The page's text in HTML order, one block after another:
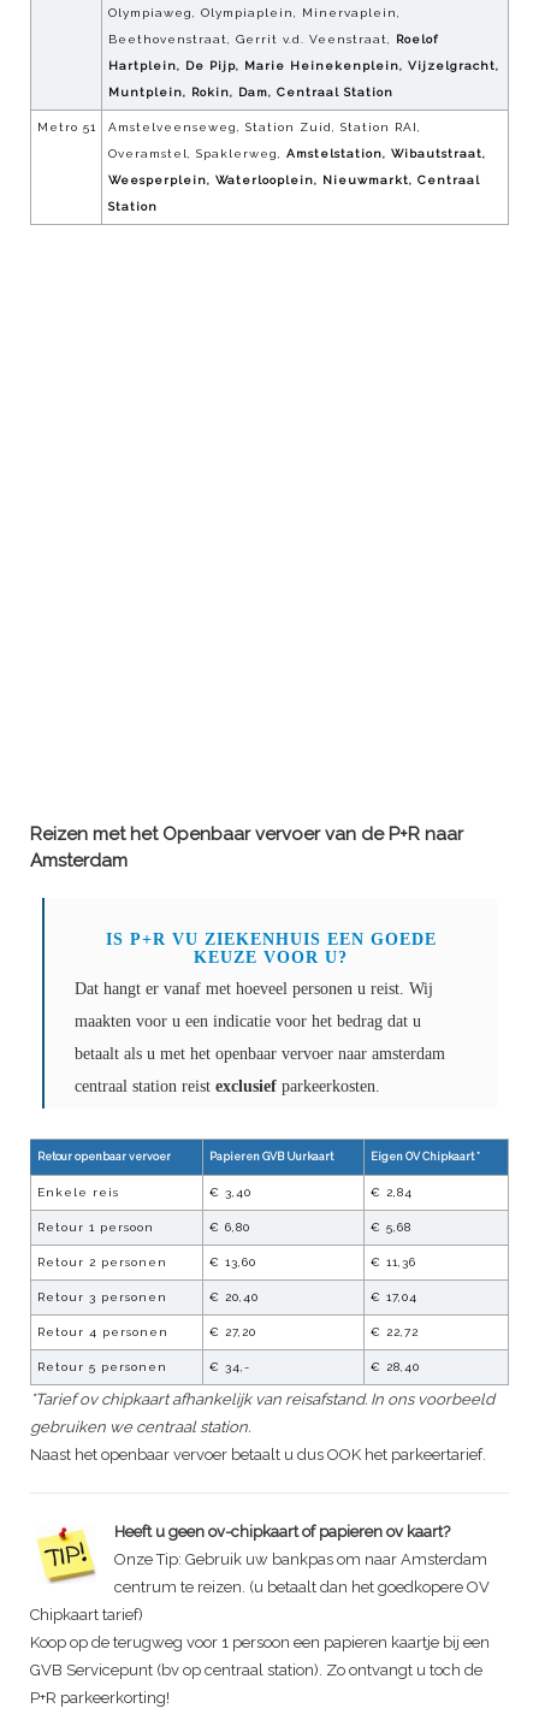
Olympiaweg, Olympiaplein, Minervaplein,
Beethovenstraat, Gerrit v.d. Veenstraat, Roelof
Hartplein, De Pijp, Marie Heinekenplein, Vijzelgracht,
Muntplein, Rokin, Dam, Centraal Station
Metro 51
Amstelveenseweg, Station Zuid, Station RAI,
Overamstel, Spaklerweg, Amstelstation, Wibautstraat,
Weesperplein, Waterlooplein, Nieuwmarkt, Centraal
Station
Reizen met het Openbaar vervoer van de P+R naar
Amsterdam
IS P+R VU ZIEKENHUIS EEN GOEDE
KEUZE VOOR U?
Dat hangt er vanaf met hoeveel personen u reist. Wij
maakten voor u een indicatie voor het bedrag dat u
betaalt als u met het openbaar vervoer naar amsterdam
centraal station reist exclusief parkeerkosten.
Retour openbaar vervoer Papieren GVB Uurkaart Eigen OV Chipkaart *
Enkele reis € 3,40 € 2,84
Retour 1 persoon € 6,80 € 5,68
Retour 2 personen € 13,60 € 11,36
Retour 3 personen € 20,40 € 17,04
Retour 4 personen € 27,20 € 22,72
Retour 5 personen € 34,- € 28,40
*Tarief ov chipkaart afhankelijk van reisafstand. In ons voorbeeld
gebruiken we centraal station.
Naast het openbaar vervoer betaalt u dus OOK het parkeertarief.
Heeft u geen ov-chipkaart of papieren ov kaart?
Onze Tip: Gebruik uw bankpas om naar Amsterdam
centrum te reizen. (u betaalt dan het goedkopere OV
Chipkaart tarief)
Koop op de terugweg voor 1 persoon een papieren kaartje bij een
GVB Servicepunt (bv op centraal station). Zo ontvangt u toch de
P+R parkeerkorting!